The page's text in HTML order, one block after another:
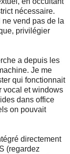
nécessaire.
ne vend pas de la
privilégier
a depuis les
Je me
qui fonctionnait
vocal et windows
dans office
on pouvait
directement
(regardez